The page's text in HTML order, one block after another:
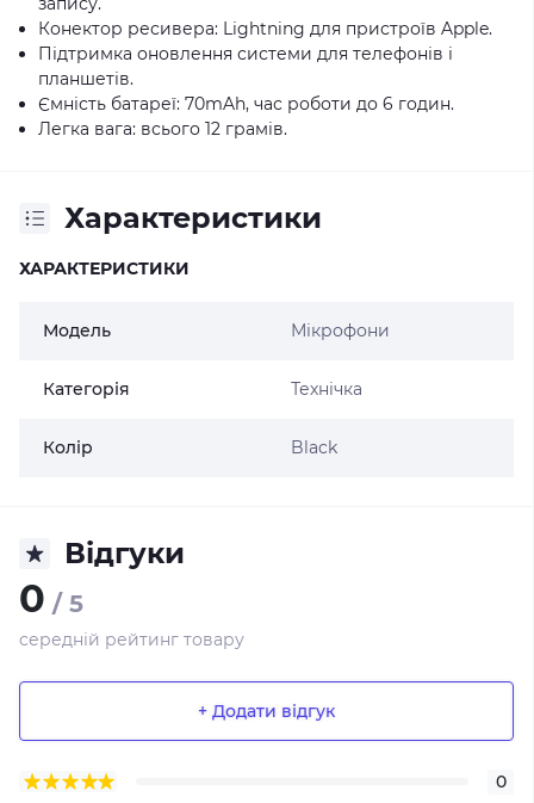
Конектор ресивера: Lightning для пристроїв Apple.
Підтримка оновлення системи для телефонів і
планшетів.
Ємність батареї: 70mAh, час роботи до 6 годин.
Легка вага: всього 12 грамів.
Характеристики
ХАРАКТЕРИСТИКИ
Модель Мікрофони
Категорія Технічка
Колір Black
Відгуки
0 / 5
середній рейтинг товару
+ Додати відгук
0